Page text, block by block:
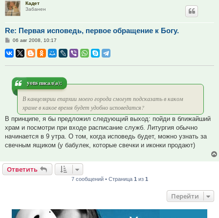
Кадет
Забанен
Re: Первая исповедь, первое обращение к Богу.
Сообщение
06 авг 2008, 10:17
yons писал(а):
В канцелярии епархии моего города смогут подсказать в каком
храме в какое время будет удобно исповедатся?
В принципе, я бы предложил следующий выход: пойди в ближайший
храм и посмотри при входе расписание служб. Литургия обычно
начинается в 9 утра. О том, когда исповедь будет, можно узнать за
свечным ящиком (у бабулек, которые свечки и иконки продают)
Ответить
7 сообщений • Страница 1 из 1
Перейти